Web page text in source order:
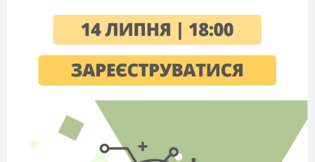
жири, вуглеводи).
Тип живлення людини — ...
Травлення здійснюється за рахунок...
{травних соків).
Сукупність усіх хімічних перетворень
речовин в організмі з моменту надходження до моменту
виведення продуктів розпаду називається ...
речовин).